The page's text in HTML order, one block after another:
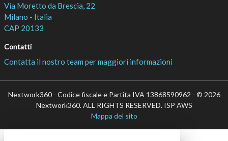
Via Moretto da Brescia, 22
Milano - Italia
CAP 20133
Contatti
Contatta il nostro team per maggiori informazioni
Nextwork360 - Codice fiscale e Partita IVA 13868590962 - © 2026
Nextwork360. ALL RIGHTS RESERVED. ISP AWS
Mappa del sito